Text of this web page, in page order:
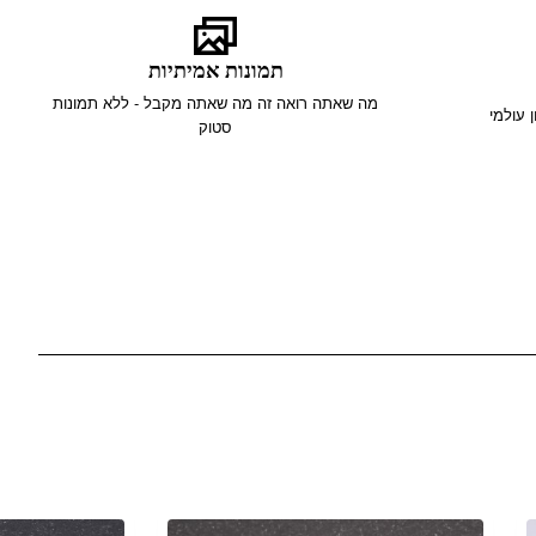
תמונות אמיתיות
מה שאתה רואה זה מה שאתה מקבל - ללא תמונות
סטוק